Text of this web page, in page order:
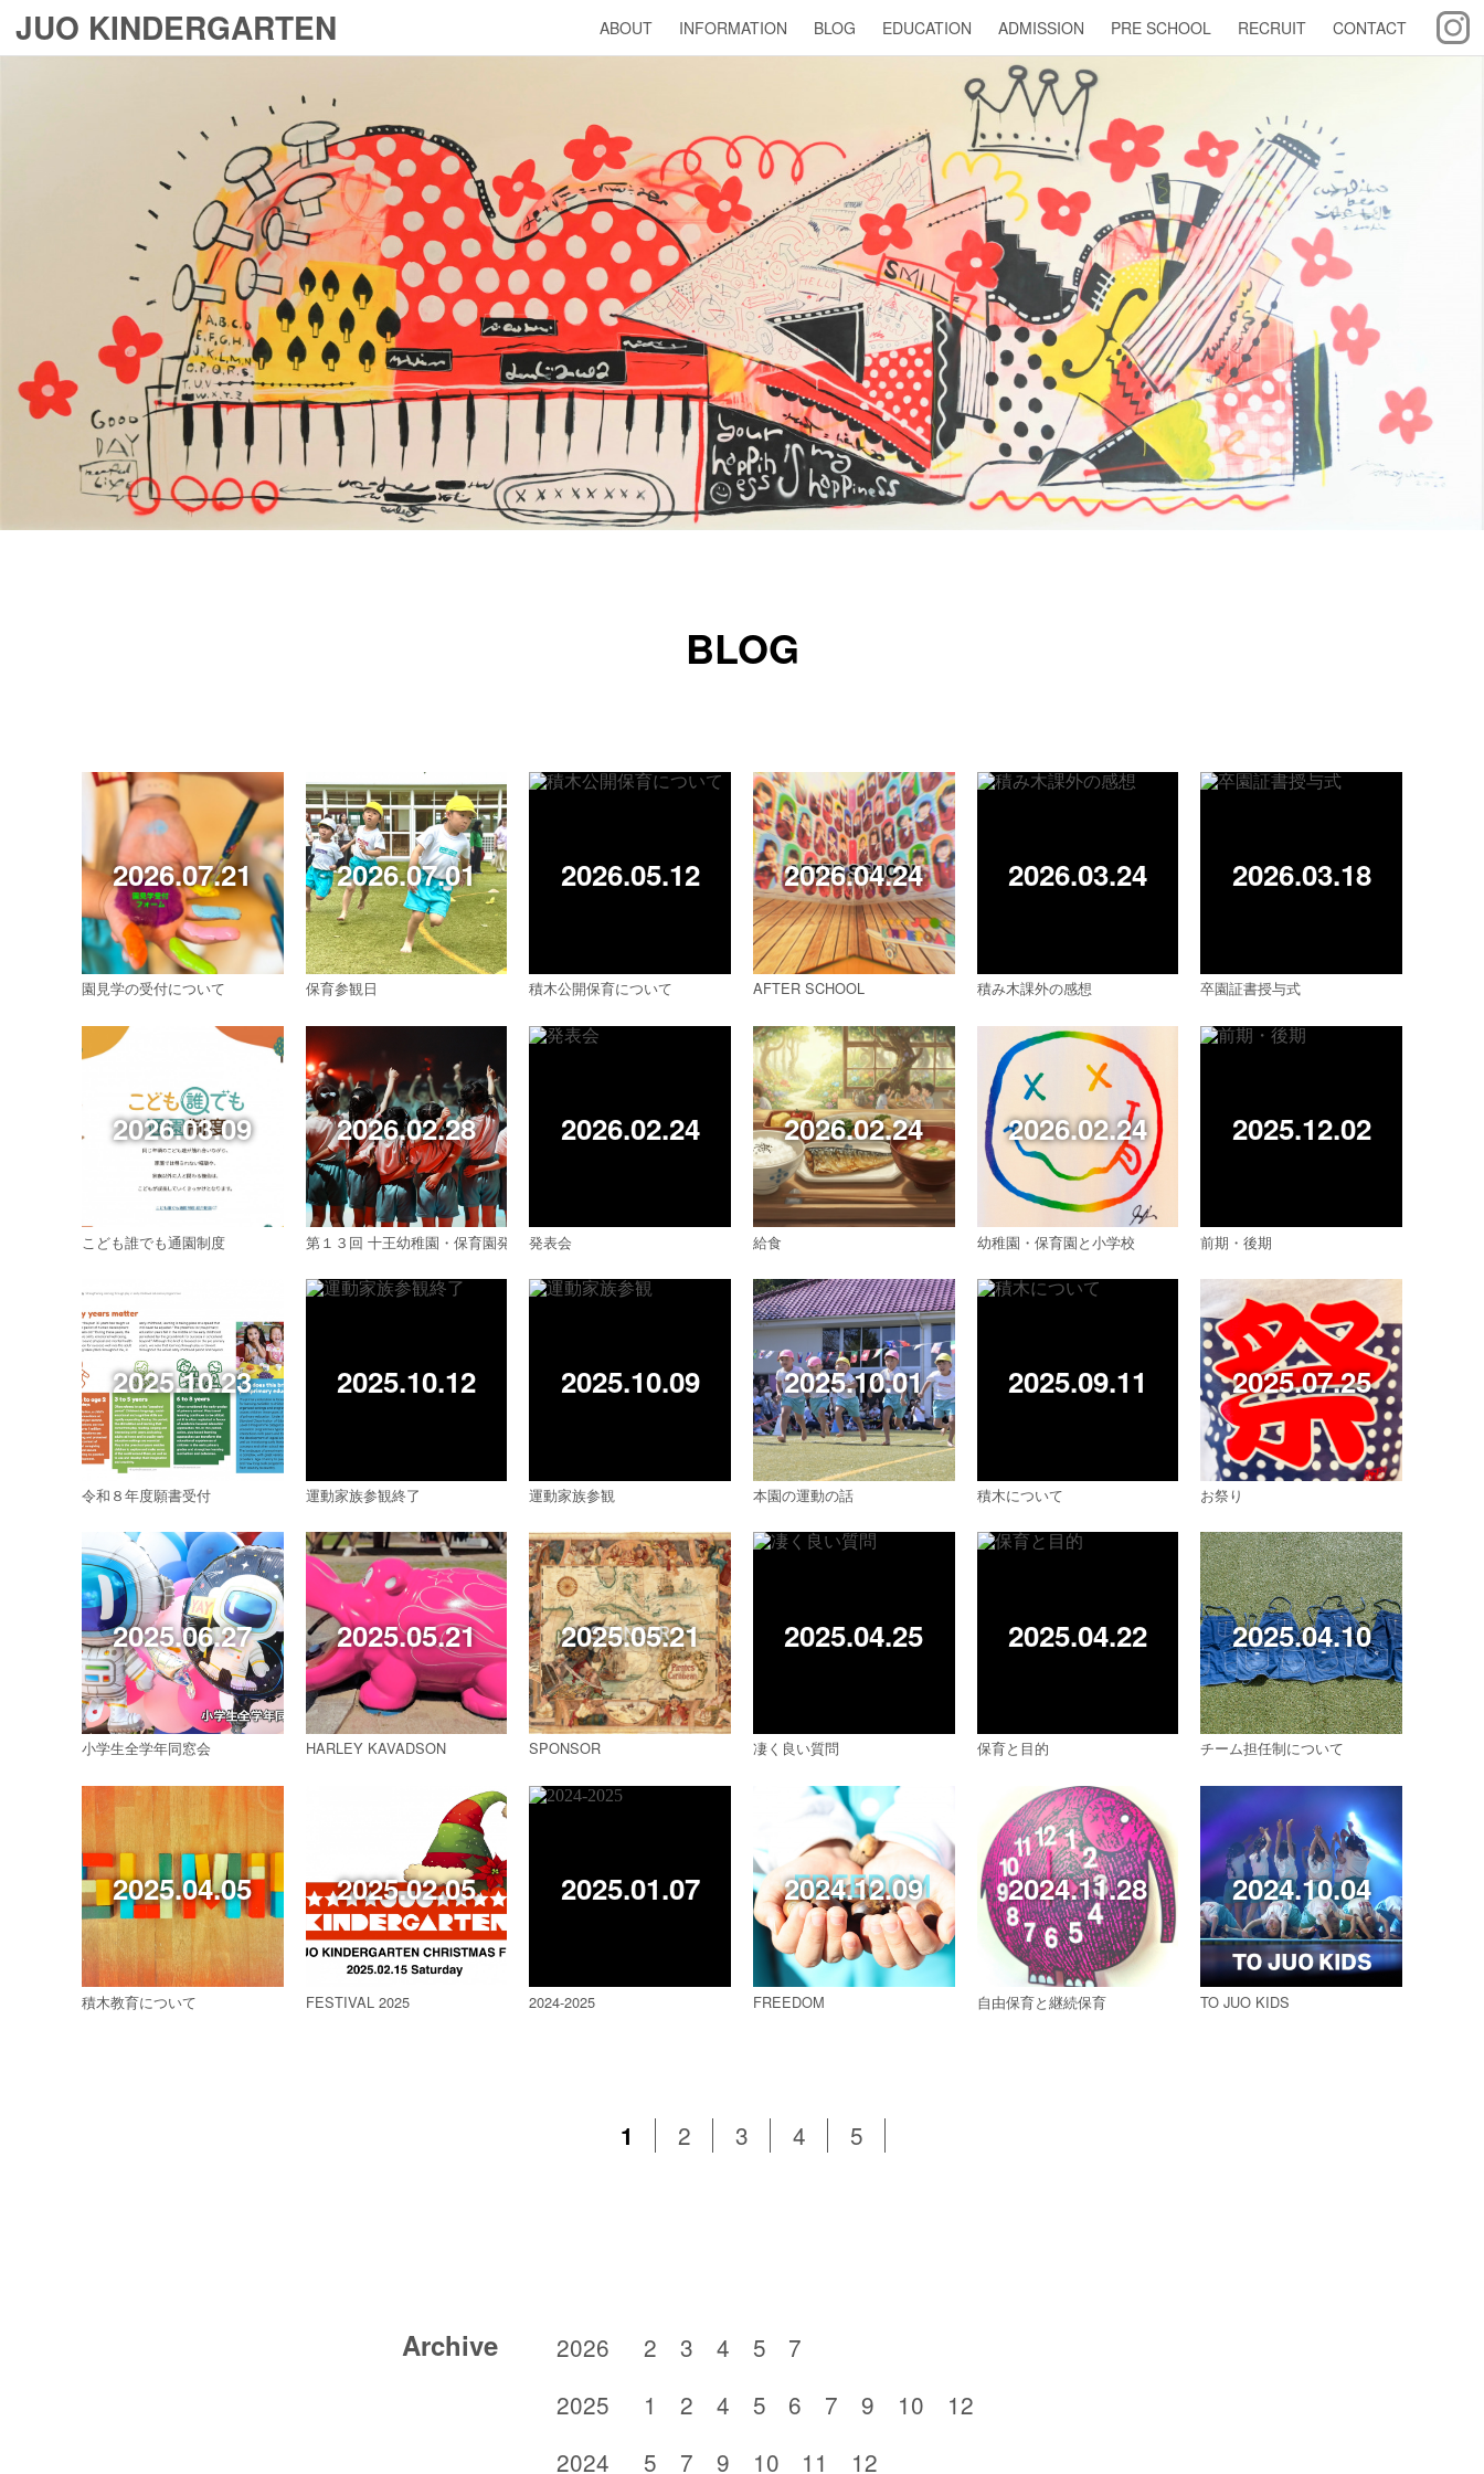
ABOUT INFORMATION BLOG EDUCATION ADMISSION PRE SCHOOL RECRUIT CONTACT
BLOG
2026.07.21
園見学の受付について
2026.07.01
保育参観日
2026.05.12
積木公開保育について
2026.04.24
AFTER SCHOOL
2026.03.24
積み木課外の感想
2026.03.18
卒園証書授与式
2026.03.09
こども誰でも通園制度
2026.02.28
第１３回 十王幼稚園・保育園発表会
2026.02.24
発表会
2026.02.24
給食
2026.02.24
幼稚園・保育園と小学校
2025.12.02
前期・後期
2025.10.23
令和８年度願書受付
2025.10.12
運動家族参観終了
2025.10.09
運動家族参観
2025.10.01
本園の運動の話
2025.09.11
積木について
2025.07.25
お祭り
2025.06.27
小学生全学年同窓会
2025.05.21
HARLEY KAVADSON
2025.05.21
SPONSOR
2025.04.25
凄く良い質問
2025.04.22
保育と目的
2025.04.10
チーム担任制について
2025.04.05
積木教育について
2025.02.05
FESTIVAL 2025
2025.01.07
2024-2025
2024.12.09
FREEDOM
2024.11.28
自由保育と継続保育
2024.10.04
TO JUO KIDS
1 2 3 4 5
Archive 2026 2 3 4 5
7
2025
1 2 4 5 6 7 9 10
12
2024
5 7 9 10 11
12